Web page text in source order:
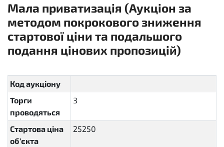
Мала приватизація (Аукціон за
методом покрокового зниження
стартової ціни та подальшого
подання цінових пропозицій)
Код аукціону
Торги
проводяться
3
Стартова ціна
об'єкта
25250